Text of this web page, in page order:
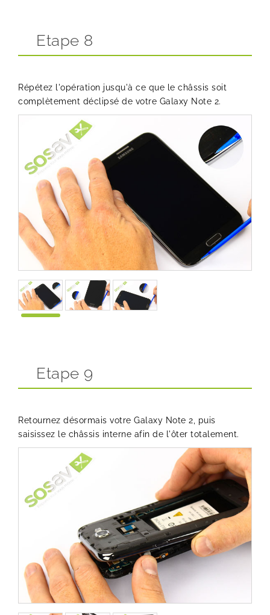
Etape 8
Répétez l'opération jusqu'à ce que le châssis soit
complètement déclipsé de votre Galaxy Note 2.
Etape 9
Retournez désormais votre Galaxy Note 2, puis
saisissez le châssis interne afin de l'ôter totalement.